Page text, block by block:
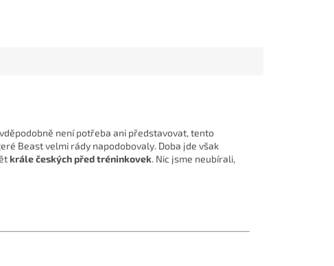
není potřeba ani představovat, tento
Beast velmi rády napodobovaly. Doba jde však
krále českých před tréninkovek. Nic jsme neubírali,